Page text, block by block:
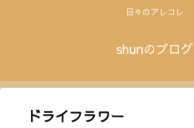
日々のアレコレ
shunのブログ
ドライフラワー